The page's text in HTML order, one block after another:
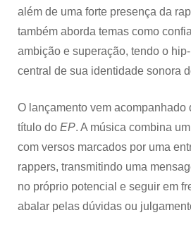
além de uma forte presença da
também aborda temas como
ambição e superação, tendo o
central de sua identidade sonora
O lançamento vem acompanhado
título do EP. A música combina um
com versos marcados por uma
rappers, transmitindo uma
no próprio potencial e seguir em
abalar pelas dúvidas ou